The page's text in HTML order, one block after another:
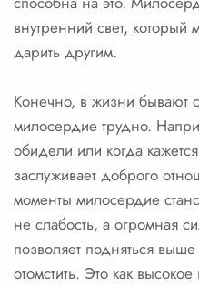
внутренний свет,
дарить другим.
Конечно, в жизни бывают
милосердие трудно.
обидели или когда
заслуживает доброго
моменты милосердие
не слабость, а огромная
позволяет подняться
отомстить. Это как